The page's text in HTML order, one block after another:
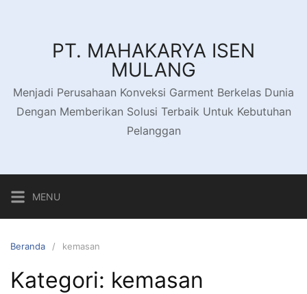
PT. MAHAKARYA ISEN
MULANG
Menjadi Perusahaan Konveksi Garment Berkelas Dunia
Dengan Memberikan Solusi Terbaik Untuk Kebutuhan
Pelanggan
MENU
Beranda kemasan
Kategori: kemasan